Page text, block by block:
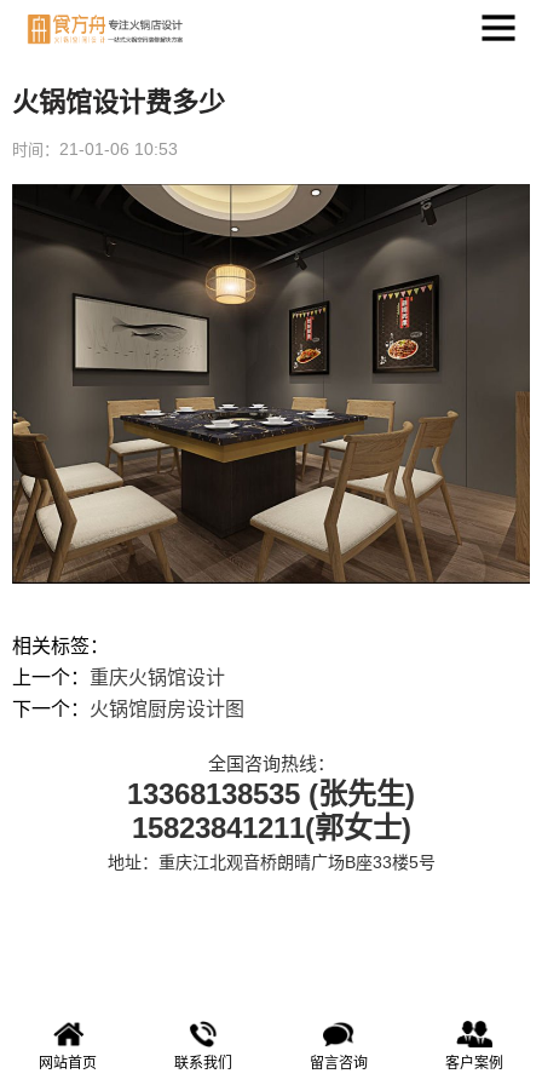
火锅馆设计费多少
时间： 21-01-06 10:53
相关标签：
上一个： 重庆火锅馆设计
下一个： 火锅馆厨房设计图
全国咨询热线：
13368138535 (张先生)
15823841211(郭女士)
地址：重庆江北观音桥朗晴广场B座33楼5号
网站首页 联系我们 留言咨询 客户案例